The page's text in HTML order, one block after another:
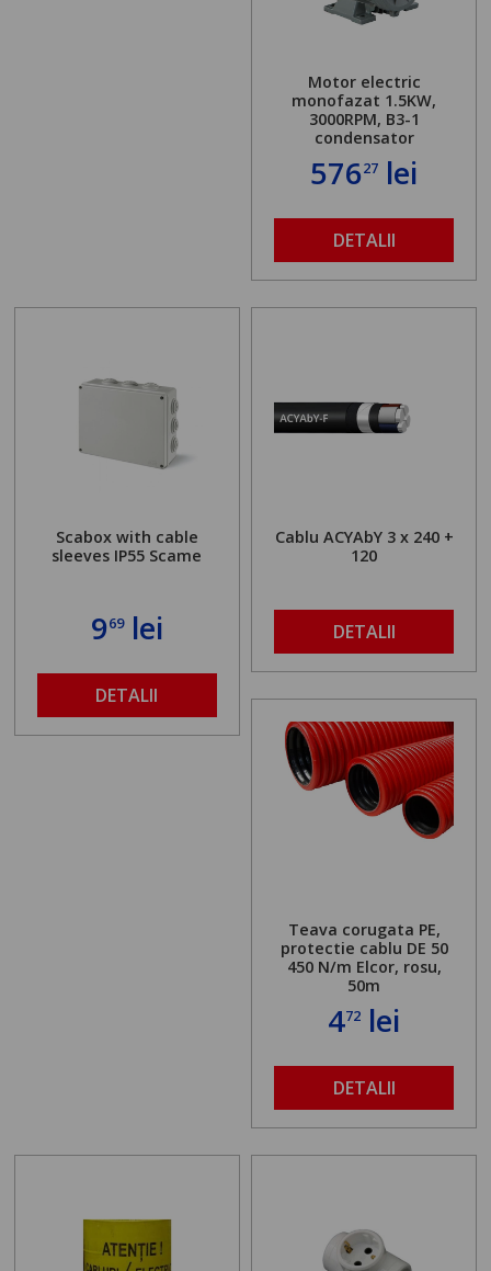
Motor electric
monofazat 1.5KW,
3000RPM, B3-1
condensator
57627 lei
DETALII
Scabox with cable
sleeves IP55 Scame
969lei
DETALII
Cablu ACYAbY 3 x 240 +
120
DETALII
Teava corugata PE,
protectie cablu DE 50
450 N/m Elcor, rosu,
50m
472 lei
DETALII